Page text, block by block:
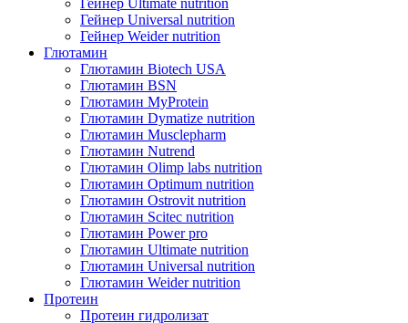
Гейнер Universal nutrition
Гейнер Weider nutrition
Глютамин
Глютамин Biotech USA
Глютамин BSN
Глютамин MyProtein
Глютамин Dymatize nutrition
Глютамин Musclepharm
Глютамин Nutrend
Глютамин Olimp labs nutrition
Глютамин Optimum nutrition
Глютамин Ostrovit nutrition
Глютамин Scitec nutrition
Глютамин Power pro
Глютамин Ultimate nutrition
Глютамин Universal nutrition
Глютамин Weider nutrition
Протеин
Протеин гидролизат